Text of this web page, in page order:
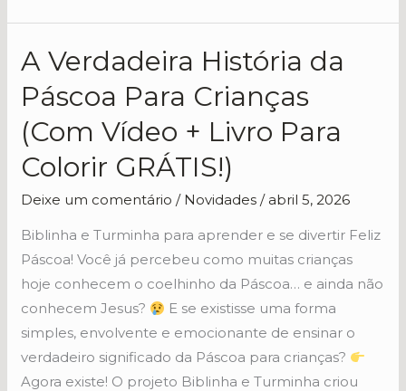
A Verdadeira História da
Páscoa Para Crianças
(Com Vídeo + Livro Para
Colorir GRÁTIS!)
Deixe um comentário / Novidades / abril 5, 2026
Biblinha e Turminha para aprender e se divertir Feliz
Páscoa! Você já percebeu como muitas crianças
hoje conhecem o coelhinho da Páscoa… e ainda não
conhecem Jesus?
E se existisse uma forma
simples, envolvente e emocionante de ensinar o
verdadeiro significado da Páscoa para crianças?
Agora existe! O projeto Biblinha e Turminha criou
A
História
da
Páscoa
Para
Crianças
(Com
Vídeo
+
Livro
Para
Colorir
GRÁTIS!)